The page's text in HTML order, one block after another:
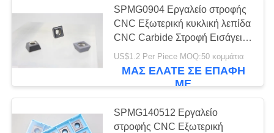
Ένθετα τρυπανιών
του U
SPMG0904 Εργαλείο στροφής
CNC Εξωτερική κυκλική λεπίδα
CNC Carbide Στροφή Εισάγει U
τρυπάνι Εισάγει SPMG090408
US$1.2 Per Piece MOQ:50 κομμάτια
ΜΑΣ ΕΛΆΤΕ ΣΕ ΕΠΑΦΉ
ΜΕ
SPMG140512 Εργαλείο
στροφής CNC Εξωτερική